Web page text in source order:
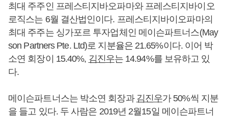
최대 주주인 프레스티지바오파마와 프레스티지바이오
로직스는 6월 결산법인이다. 프레스티지바이오파마의
최대 주주는 싱가포르 투자업체인 메이슨파트너스(May
son Partners Pte. Ltd)로 지분율은 21.65%이다. 이어 박
소연 회장이 15.40%, 김진우는 14.94%를 보유하고 있
다.
메이슨파트너스는 박소연 회장과 김진우가 50%씩 지분
을 들고 있다. 두 사람은 2019년 2월15일 메이슨파트너